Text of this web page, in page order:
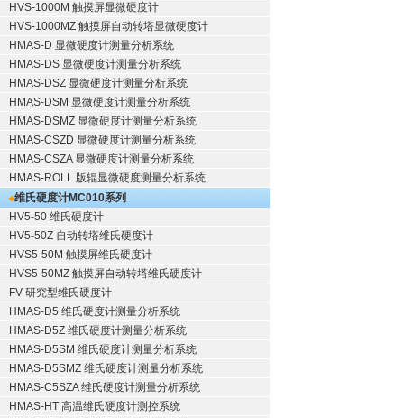
HVS-1000M 触摸屏显微硬度计
HVS-1000MZ 触摸屏自动转塔显微硬度计
HMAS-D 显微硬度计测量分析系统
HMAS-DS 显微硬度计测量分析系统
HMAS-DSZ 显微硬度计测量分析系统
HMAS-DSM 显微硬度计测量分析系统
HMAS-DSMZ 显微硬度计测量分析系统
HMAS-CSZD 显微硬度计测量分析系统
HMAS-CSZA 显微硬度计测量分析系统
HMAS-ROLL 版辊显微硬度测量分析系统
维氏硬度计MC010系列
HV5-50 维氏硬度计
HV5-50Z 自动转塔维氏硬度计
HVS5-50M 触摸屏维氏硬度计
HVS5-50MZ 触摸屏自动转塔维氏硬度计
FV 研究型维氏硬度计
HMAS-D5 维氏硬度计测量分析系统
HMAS-D5Z 维氏硬度计测量分析系统
HMAS-D5SM 维氏硬度计测量分析系统
HMAS-D5SMZ 维氏硬度计测量分析系统
HMAS-C5SZA 维氏硬度计测量分析系统
HMAS-HT 高温维氏硬度计测控系统